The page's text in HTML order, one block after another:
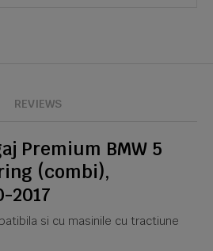
REVIEWS
Premium BMW 5
(combi),
2017
si cu masinile cu tractiune